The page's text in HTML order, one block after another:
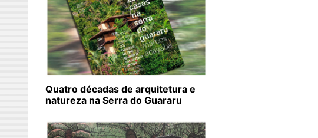
Quatro décadas de arquitetura e
natureza na Serra do Guararu